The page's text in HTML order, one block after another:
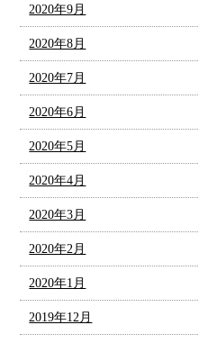
2020年9月
2020年8月
2020年7月
2020年6月
2020年5月
2020年4月
2020年3月
2020年2月
2020年1月
2019年12月